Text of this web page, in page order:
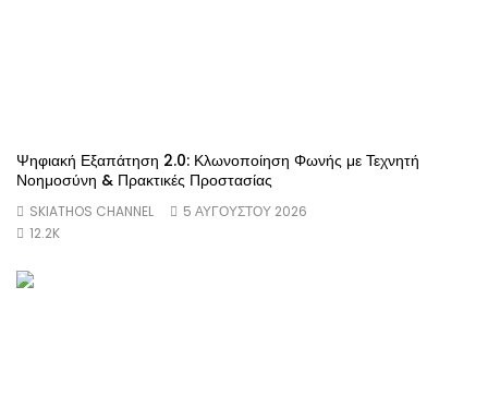
Ψηφιακή Εξαπάτηση 2.0: Κλωνοποίηση Φωνής με Τεχνητή
Νοημοσύνη & Πρακτικές Προστασίας
SKIATHOS CHANNEL
5 ΑΥΓΟΥΣΤΟΥ 2026
12.2K